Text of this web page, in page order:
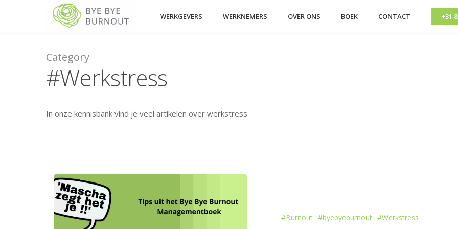
WERKGEVERS WERKNEMERS OVER ONS BOEK CONTACT +31
Category
#Werkstress
In onze kennisbank vind je veel artikelen over werkstress
#Burnout #byebyeburnout #Werkstress